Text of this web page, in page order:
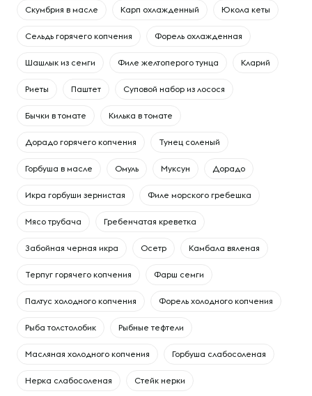
Скумбрия в масле Карп охлажденный Юкола кеты
Сельдь горячего копчения Форель охлажденная
Шашлык из семги Филе желтоперого тунца Кларий
Риеты Паштет Суповой набор из лосося
Бычки в томате Килька в томате
Дорадо горячего копчения Тунец соленый
Горбуша в масле Омуль Муксун Дорадо
Икра горбуши зернистая Филе морского гребешка
Мясо трубача Гребенчатая креветка
Забойная черная икра Осетр Камбала вяленая
Терпуг горячего копчения Фарш семги
Палтус холодного копчения Форель холодного копчения
Рыба толстолобик Рыбные тефтели
Масляная холодного копчения Горбуша слабосоленая
Нерка слабосоленая Стейк нерки